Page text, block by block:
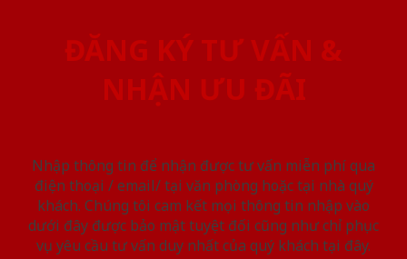
ĐĂNG KÝ TƯ VẤN &
NHẬN ƯU ĐÃI
Nhập thông tin để nhận được tư vấn miễn phí qua
điện thoại / email/ tại văn phòng hoặc tại nhà quý
khách. Chúng tôi cam kết mọi thông tin nhập vào
dưới đây được bảo mật tuyệt đối cũng như chỉ phục
vụ yêu cầu tư vấn duy nhất của quý khách tại đây.